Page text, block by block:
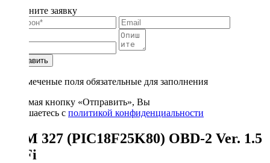
Заполните заявку
Отправить
* - отмеченые поля обязательные для заполнения
Нажимая кнопку «Отправить», Вы
соглашаетесь с политикой конфиденциальности
ELM 327 (PIC18F25K80) OBD-2 Ver. 1.5
WiFi